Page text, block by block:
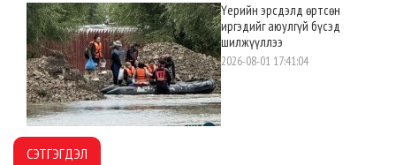
Үерийн эрсдэлд өртсөн
иргэдийг аюулгүй бүсэд
шилжүүллээ
2026-08-01 17:41:04
СЭТГЭГДЭЛ